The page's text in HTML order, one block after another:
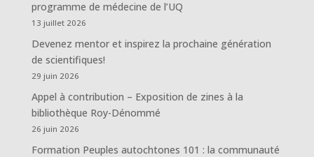
programme de médecine de l’UQ
13 juillet 2026
Devenez mentor et inspirez la prochaine génération
de scientifiques!
29 juin 2026
Appel à contribution – Exposition de zines à la
bibliothèque Roy-Dénommé
26 juin 2026
Formation Peuples autochtones 101 : la communauté